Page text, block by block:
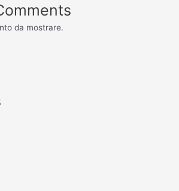
da mostrare.